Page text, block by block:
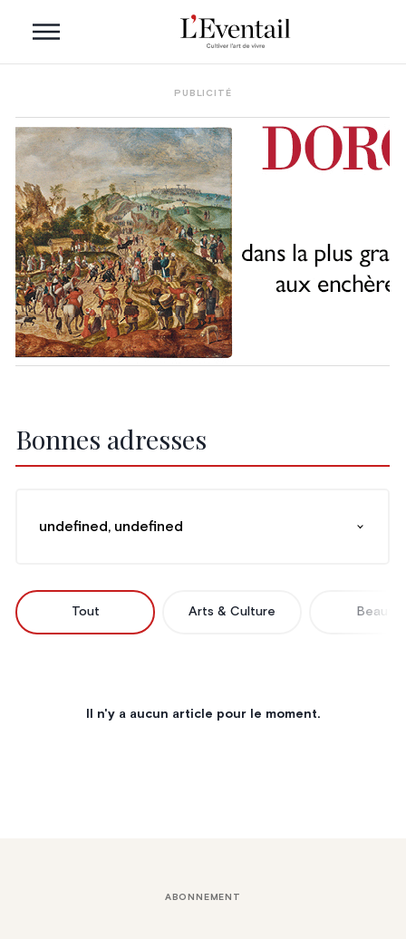
PUBLICITÉ
Bonnes adresses
undefined, undefined
Tout Arts & Culture Beauté
Il n'y a aucun article pour le moment.
ABONNEMENT